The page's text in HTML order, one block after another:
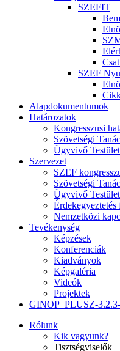
SZEFIT
SZEF
Alapdokumentumok
Határozatok
Kongresszusi
Szövetségi
Ügyvivő
Szervezet
SZEF
Szövetségi
Ügyvivő Testület
Érdekegyeztetés
Nemzetközi
Tevékenység
Képzések
Konferenciák
Kiadványok
Képgaléria
Videók
Projektek
GINOP_PLUSZ-
Rólunk
Kik vagyunk?
Tisztségviselők